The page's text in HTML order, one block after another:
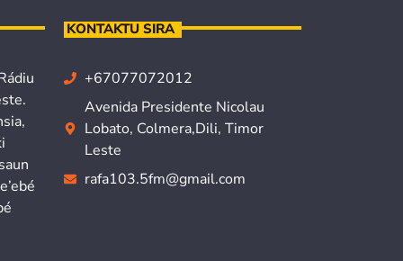
KONTAKTU SIRA
+67077072012
Avenida Presidente Nicolau
Lobato, Colmera,Dili, Timor
Leste
rafa103.5fm@gmail.com